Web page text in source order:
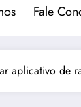
Fale
aplicativo de